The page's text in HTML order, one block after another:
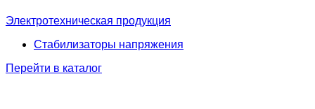
Электротехническая продукция
Стабилизаторы напряжения
Перейти в каталог